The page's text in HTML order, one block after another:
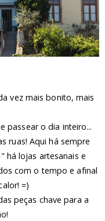
vez mais bonito, mais
passear o dia inteiro...
ruas! Aqui há sempre
há lojas artesanais e
com o tempo e afinal
=)
peças chave para a